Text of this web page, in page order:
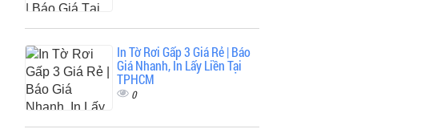
In Tờ Rơi Gấp 3 Giá Rẻ | Báo
Giá Nhanh, In Lấy Liền Tại
TPHCM
0